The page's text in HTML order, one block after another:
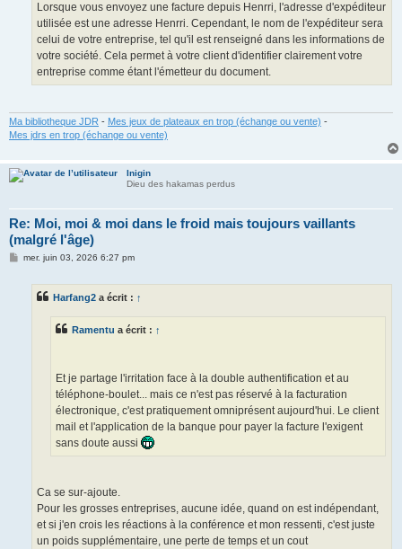
Lorsque vous envoyez une facture depuis Henrri, l'adresse d'expéditeur
utilisée est une adresse Henrri. Cependant, le nom de l'expéditeur sera
celui de votre entreprise, tel qu'il est renseigné dans les informations de
votre société. Cela permet à votre client d'identifier clairement votre
entreprise comme étant l'émetteur du document.
Ma bibliotheque JDR - Mes jeux de plateaux en trop (échange ou vente) -
Mes jdrs en trop (échange ou vente)
Inigin
Dieu des hakamas perdus
Re: Moi, moi & moi dans le froid mais toujours vaillants
(malgré l'âge)
Mmer. juin 03, 2026 6:27 pm
Harfang2 a écrit : ↑
Ramentu a écrit : ↑
Et je partage l'irritation face à la double authentification et au
téléphone-boulet... mais ce n'est pas réservé à la facturation
électronique, c'est pratiquement omniprésent aujourd'hui. Le client
mail et l'application de la banque pour payer la facture l'exigent
sans doute aussi
Ca se sur-ajoute.
Pour les grosses entreprises, aucune idée, quand on est indépendant,
et si j'en crois les réactions à la conférence et mon ressenti, c'est juste
un poids supplémentaire, une perte de temps et un cout